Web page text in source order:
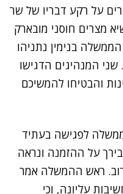
על רקע דבריו של שר
מצרים חוסני מובארק
בנימין נתניהו
המנהיגים הדגישו
והבטיחו להמשיכם
לפגישה בעתיד
על ההזמנה ונראה
ראש ההמשלה אמר
עליונה, וכי